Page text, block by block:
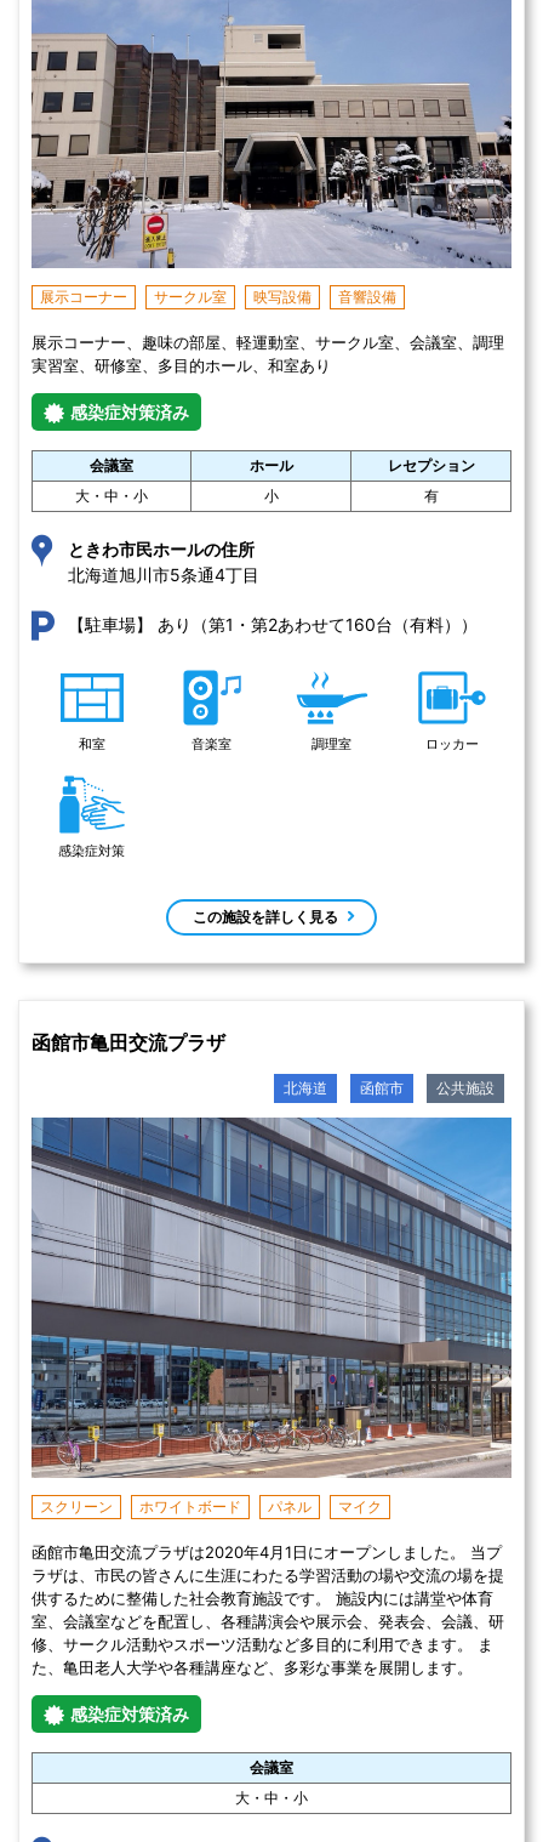
展示コーナー サークル室 映写設備 音響設備
展示コーナー、趣味の部屋、軽運動室、サークル室、会議室、調理
実習室、研修室、多目的ホール、和室あり
感染症対策済み
会議室 ホール
レセプション
大・中・小
小 有
ときわ市民ホールの住所
北海道旭川市5条通4丁目
【駐車場】 あり（第1・第2あわせて160台（有料））
和室 音楽室 調理室 ロッカー
感染症対策
この施設を詳しく見る
函館市亀田交流プラザ
北海道 函館市 公共施設
スクリーン ホワイトボード パネル マイク
函館市亀田交流プラザは2020年4月1日にオープンしました。 当プ
ラザは、市民の皆さんに生涯にわたる学習活動の場や交流の場を提
供するために整備した社会教育施設です。 施設内には講堂や体育
室、会議室などを配置し、各種講演会や展示会、発表会、会議、研
修、サークル活動やスポーツ活動など多目的に利用できます。 ま
た、亀田老人大学や各種講座など、多彩な事業を展開します。
感染症対策済み
会議室
大・中・小